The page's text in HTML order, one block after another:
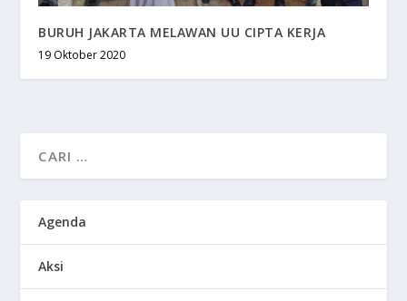
BURUH JAKARTA MELAWAN UU CIPTA KERJA
19 Oktober 2020
Agenda
Aksi